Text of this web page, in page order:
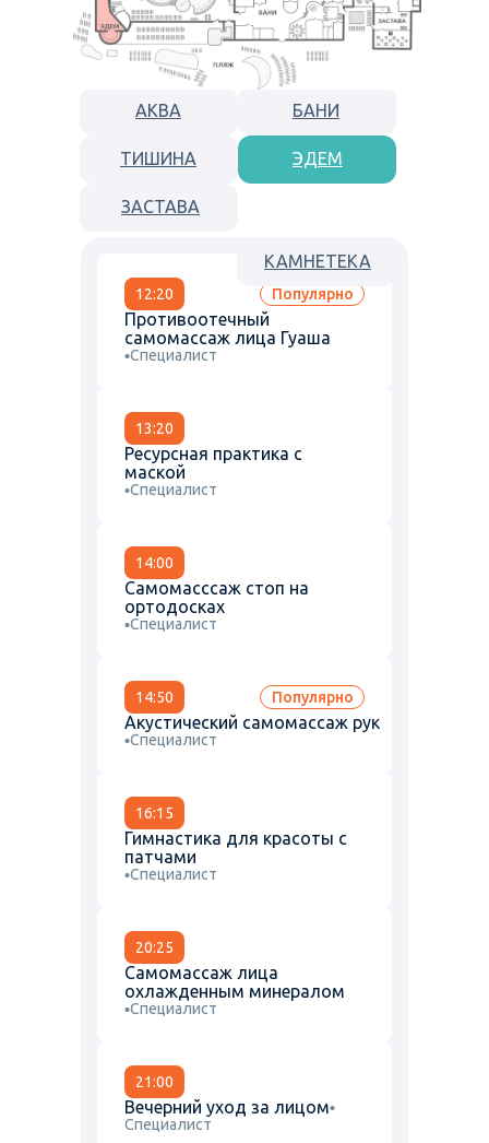
12:20 Популярно
Противоотечный
самомассаж лица Гуаша
Специалист
13:20
Ресурсная практика с
маской
Специалист
14:00
Самомасссаж стоп на
ортодосках
Специалист
14:50 Популярно
Акустический самомассаж рук
Специалист
16:15
Гимнастика для красоты с
патчами
Специалист
20:25
Самомассаж лица
охлажденным минералом
Специалист
21:00
Вечерний уход за лицом
Специалист
АКВА БАНИ
ТИШИНА ЭДЕМ
ЗАСТАВА
КАМНЕТЕКА